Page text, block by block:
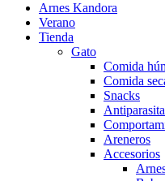
Arnes Kandora
Verano
Tienda
Gato
Comida
Comida
Snacks
Areneros
Accesorios